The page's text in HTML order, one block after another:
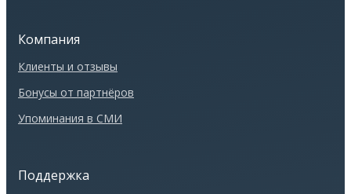
Компания
Клиенты и отзывы
Бонусы от партнёров
Упоминания в СМИ
Поддержка